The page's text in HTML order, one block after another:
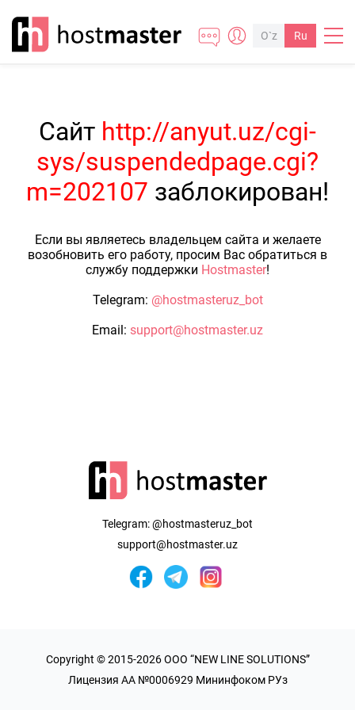
O`z Ru
Сайт http://anyut.uz/cgi-
sys/suspendedpage.cgi?
m=202107 заблокирован!
Если вы являетесь владельцем сайта и желаете
возобновить его работу, просим Вас обратиться в
службу поддержки Hostmaster!
Telegram: @hostmasteruz_bot
Email: support@hostmaster.uz
Telegram:@hostmasteruz_bot
support@hostmaster.uz
Copyright © 2015-2026 OOO “NEW LINE SOLUTIONS”
Лицензия AA №0006929 Мининфоком РУз